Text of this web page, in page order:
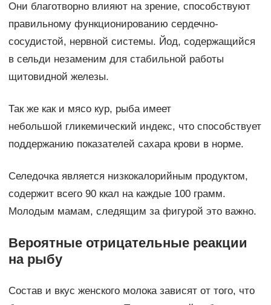
Они благотворно влияют на зрение, способствуют
правильному функционированию сердечно-
сосудистой, нервной системы. Йод, содержащийся
в сельди незаменим для стабильной работы
щитовидной железы.
Так же как и мясо кур, рыба имеет
небольшой гликемический индекс, что способствует
поддержанию показателей сахара крови в норме.
Селедочка является низкокалорийным продуктом,
содержит всего 90 ккал на каждые 100 грамм.
Молодым мамам, следящим за фигурой это важно.
Вероятные отрицательные реакции
на рыбу
Состав и вкус женского молока зависят от того, что